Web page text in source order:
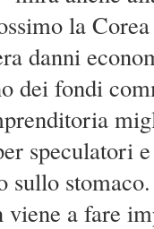
la
danni
dei fondi
speculatori
sullo
viene a fare